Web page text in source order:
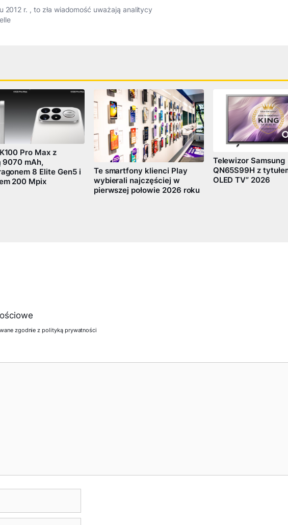
2012 r. , to zła wiadomość uważają analitycy
Pro Max z
9070 mAh,
8 Elite Gen5 i
200 Mpix
Te smartfony klienci Play
wybierali najczęściej w
pierwszej połowie 2026 roku
Telewizor Samsung
QN65S99H z
OLED TV” 2026
zgodnie z polityką prywatności